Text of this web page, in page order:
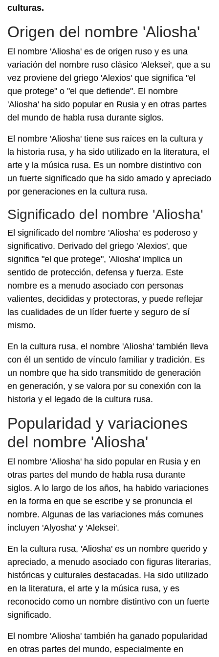
culturas.
Origen del nombre 'Aliosha'
El nombre 'Aliosha' es de origen ruso y es una
variación del nombre ruso clásico 'Aleksei', que a su
vez proviene del griego 'Alexios' que significa "el
que protege" o "el que defiende". El nombre
'Aliosha' ha sido popular en Rusia y en otras partes
del mundo de habla rusa durante siglos.
El nombre 'Aliosha' tiene sus raíces en la cultura y
la historia rusa, y ha sido utilizado en la literatura, el
arte y la música rusa. Es un nombre distintivo con
un fuerte significado que ha sido amado y apreciado
por generaciones en la cultura rusa.
Significado del nombre 'Aliosha'
El significado del nombre 'Aliosha' es poderoso y
significativo. Derivado del griego 'Alexios', que
significa "el que protege", 'Aliosha' implica un
sentido de protección, defensa y fuerza. Este
nombre es a menudo asociado con personas
valientes, decididas y protectoras, y puede reflejar
las cualidades de un líder fuerte y seguro de sí
mismo.
En la cultura rusa, el nombre 'Aliosha' también lleva
con él un sentido de vínculo familiar y tradición. Es
un nombre que ha sido transmitido de generación
en generación, y se valora por su conexión con la
historia y el legado de la cultura rusa.
Popularidad y variaciones
del nombre 'Aliosha'
El nombre 'Aliosha' ha sido popular en Rusia y en
otras partes del mundo de habla rusa durante
siglos. A lo largo de los años, ha habido variaciones
en la forma en que se escribe y se pronuncia el
nombre. Algunas de las variaciones más comunes
incluyen 'Alyosha' y 'Aleksei'.
En la cultura rusa, 'Aliosha' es un nombre querido y
apreciado, a menudo asociado con figuras literarias,
históricas y culturales destacadas. Ha sido utilizado
en la literatura, el arte y la música rusa, y es
reconocido como un nombre distintivo con un fuerte
significado.
El nombre 'Aliosha' también ha ganado popularidad
en otras partes del mundo, especialmente en